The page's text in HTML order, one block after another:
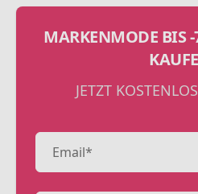
MARKENMODE BIS
JETZT